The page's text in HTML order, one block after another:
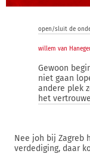
open/sluit de
willem van
Gewoon
niet gaan
andere plek
het
Nee joh bij Zagreb
verdediging, daar